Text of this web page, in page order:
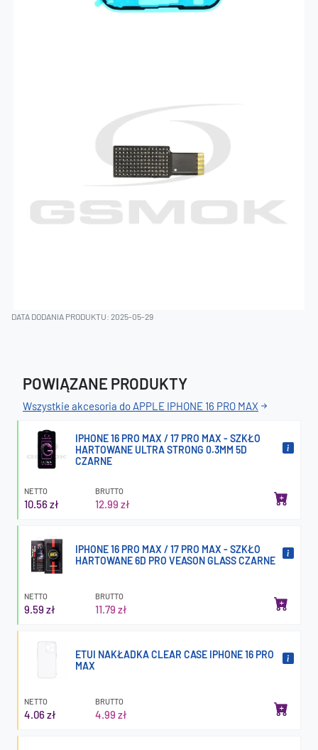
DATA DODANIA PRODUKTU: 2025-05-29
POWIĄZANE PRODUKTY
Wszystkie akcesoria do APPLE IPHONE 16 PRO MAX
IPHONE 16 PRO MAX / 17 PRO MAX - SZKŁO
HARTOWANE ULTRA STRONG 0.3MM 5D
CZARNE
NETTO
10.56 zł
BRUTTO
12.99 zł
IPHONE 16 PRO MAX / 17 PRO MAX - SZKŁO
HARTOWANE 6D PRO VEASON GLASS CZARNE
NETTO
9.59 zł
BRUTTO
11.79 zł
ETUI NAKŁADKA CLEAR CASE IPHONE 16 PRO
MAX
NETTO
4.06 zł
BRUTTO
4.99 zł